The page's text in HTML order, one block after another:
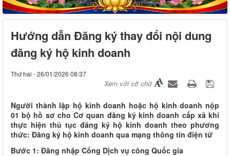
Hướng dẫn Đăng ký thay đổi nội dung
đăng ký hộ kinh doanh
Thứ hai - 26/01/2026 08:37
Xem với cỡ chữ
Người thành lập hộ kinh doanh hoặc hộ kinh doanh nộp
01 bộ hồ sơ cho Cơ quan đăng ký kinh doanh cấp xã khi
thực hiện thủ tục đăng ký hộ kinh doanh theo phương
thức: Đăng ký hộ kinh doanh qua mạng thông tin điện tử
Bước 1: Đăng nhập Cổng Dịch vụ công Quốc gia